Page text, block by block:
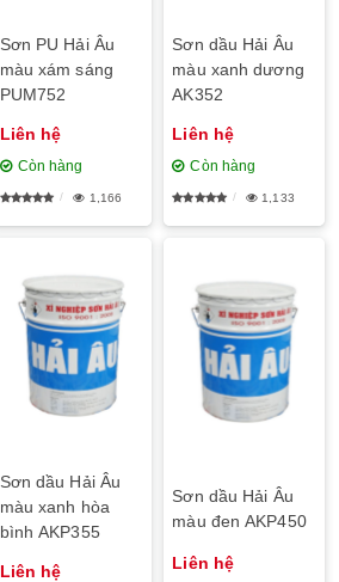
Sơn PU Hải Âu
màu xám sáng
PUM752
Liên hệ
Còn hàng
1,166
Sơn dầu Hải Âu
màu xanh dương
AK352
Liên hệ
Còn hàng
1,133
Sơn dầu Hải Âu
màu xanh hòa
bình AKP355
Liên hệ
Sơn dầu Hải Âu
màu đen AKP450
Liên hệ